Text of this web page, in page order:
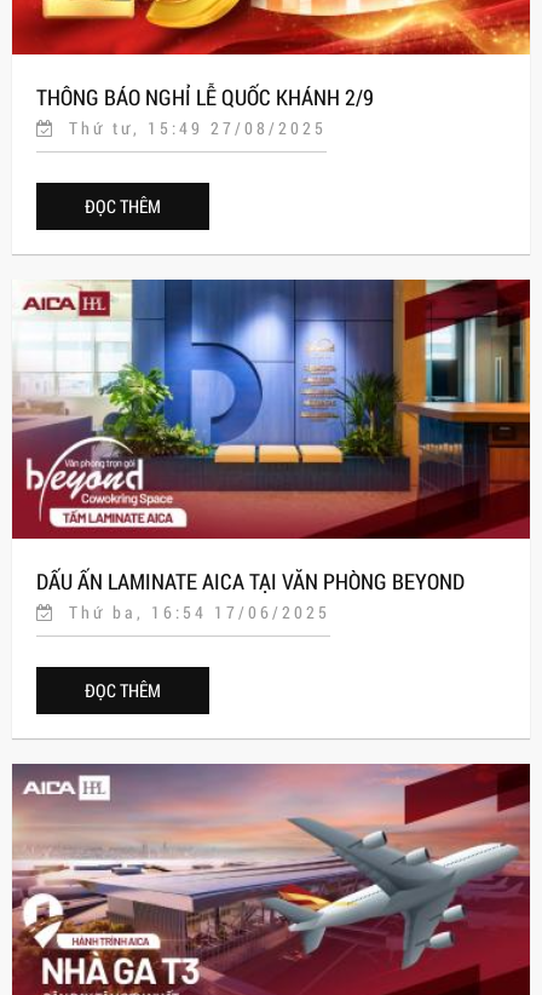
THÔNG BÁO NGHỈ LỄ QUỐC KHÁNH 2/9
Thứ tư, 15:49 27/08/2025
ĐỌC THÊM
DẤU ẤN LAMINATE AICA TẠI VĂN PHÒNG BEYOND
COWORKING SPACE
Thứ ba, 16:54 17/06/2025
ĐỌC THÊM